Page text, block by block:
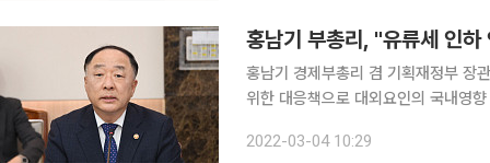
홍남기 부총리, "유류세 인
홍남기 경제부총리 겸 기획재정부 장
위한 대응책으로 대외요인의 국내영
과 경기회복을 저해할 수 있으므로 거
2022-03-04 10:29